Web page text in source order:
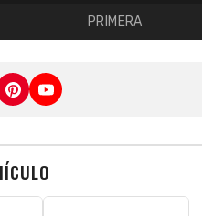
PRIMERA